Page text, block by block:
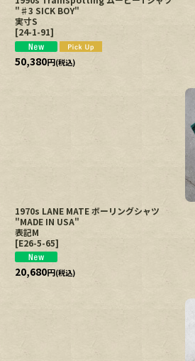
"♯3 SICK BOY"
実寸S
[24-1-91]
50,380円(税込)
1970s LANE MATE ボーリングシャツ
"MADE IN USA"
表記M
[E26-5-65]
20,680円(税込)